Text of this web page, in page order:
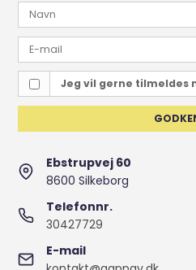
Jeg vil gerne tilmeldes
Ebstrupvej 60
8600 Silkeborg
Telefonnr.
30427729
E-mail